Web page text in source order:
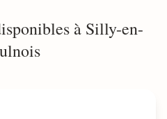
à Silly-en-